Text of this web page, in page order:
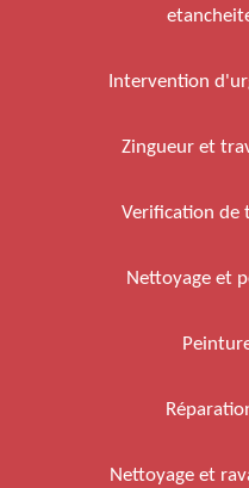
Intervention
Zingueur et
Verification de
Nettoyage et
Nettoyage et